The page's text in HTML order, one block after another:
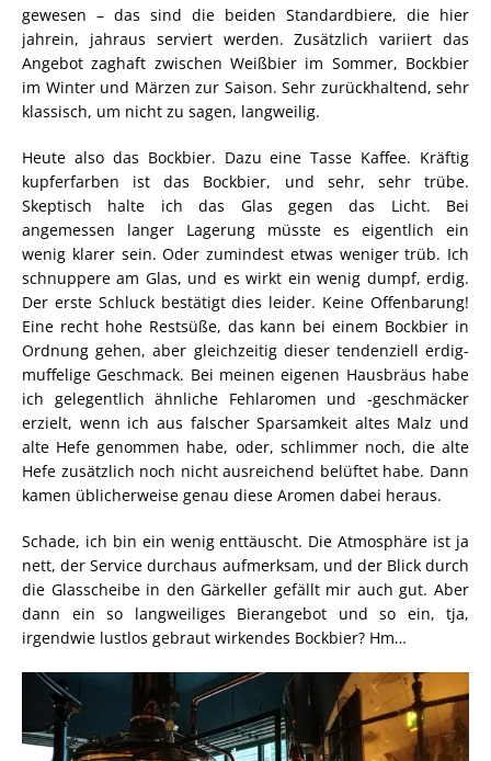
gewesen – das sind die beiden Standardbiere, die hier
jahrein, jahraus serviert werden. Zusätzlich variiert das
Angebot zaghaft zwischen Weißbier im Sommer, Bockbier
im Winter und Märzen zur Saison. Sehr zurückhaltend, sehr
klassisch, um nicht zu sagen, langweilig.
Heute also das Bockbier. Dazu eine Tasse Kaffee. Kräftig
kupferfarben ist das Bockbier, und sehr, sehr trübe.
Skeptisch halte ich das Glas gegen das Licht. Bei
angemessen langer Lagerung müsste es eigentlich ein
wenig klarer sein. Oder zumindest etwas weniger trüb. Ich
schnuppere am Glas, und es wirkt ein wenig dumpf, erdig.
Der erste Schluck bestätigt dies leider. Keine Offenbarung!
Eine recht hohe Restsüße, das kann bei einem Bockbier in
Ordnung gehen, aber gleichzeitig dieser tendenziell erdig-
muffelige Geschmack. Bei meinen eigenen Hausbräus habe
ich gelegentlich ähnliche Fehlaromen und -geschmäcker
erzielt, wenn ich aus falscher Sparsamkeit altes Malz und
alte Hefe genommen habe, oder, schlimmer noch, die alte
Hefe zusätzlich noch nicht ausreichend belüftet habe. Dann
kamen üblicherweise genau diese Aromen dabei heraus.
Schade, ich bin ein wenig enttäuscht. Die Atmosphäre ist ja
nett, der Service durchaus aufmerksam, und der Blick durch
die Glasscheibe in den Gärkeller gefällt mir auch gut. Aber
dann ein so langweiliges Bierangebot und so ein, tja,
irgendwie lustlos gebraut wirkendes Bockbier? Hm…